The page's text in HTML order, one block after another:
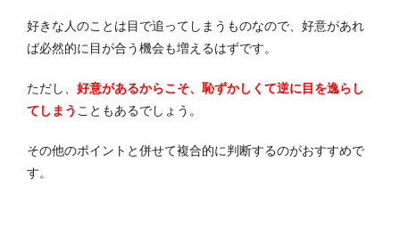
好きな人のことは目で追ってしまうものなので、好意があれ
ば必然的に目が合う機会も増えるはずです。
ただし、 好意があるからこそ、恥ずかしくて逆に目を逸らし
てしまう こともあるでしょう。
その他のポイントと併せて複合的に判断するのがおすすめで
す。